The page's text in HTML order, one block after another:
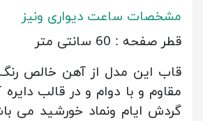
مشخصات ساعت دیواری ونیز
قطر صفحه : 60 سانتی متر
قاب این مدل از آهن خالص
مقاوم و با دوام و در قالب
گردش ایام ونماد خورشید می